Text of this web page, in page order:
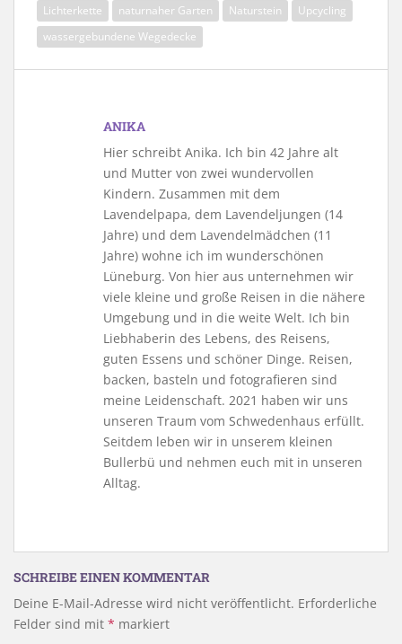
Lichterkette
naturnaher Garten Naturstein
Upcycling
wassergebundene Wegedecke
ANIKA
Hier schreibt Anika. Ich bin 42 Jahre alt
und Mutter von zwei wundervollen
Kindern. Zusammen mit dem
Lavendelpapa, dem Lavendeljungen (14
Jahre) und dem Lavendelmädchen (11
Jahre) wohne ich im wunderschönen
Lüneburg. Von hier aus unternehmen wir
viele kleine und große Reisen in die nähere
Umgebung und in die weite Welt. Ich bin
Liebhaberin des Lebens, des Reisens,
guten Essens und schöner Dinge. Reisen,
backen, basteln und fotografieren sind
meine Leidenschaft. 2021 haben wir uns
unseren Traum vom Schwedenhaus erfüllt.
Seitdem leben wir in unserem kleinen
Bullerbü und nehmen euch mit in unseren
Alltag.
SCHREIBE EINEN KOMMENTAR
Deine E-Mail-Adresse wird nicht veröffentlicht. Erforderliche
Felder sind mit * markiert